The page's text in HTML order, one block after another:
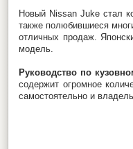
Новый Nissan Juke стал
также полюбившиеся
отличных продаж.
модель.
Руководство по
содержит огромное
самостоятельно и